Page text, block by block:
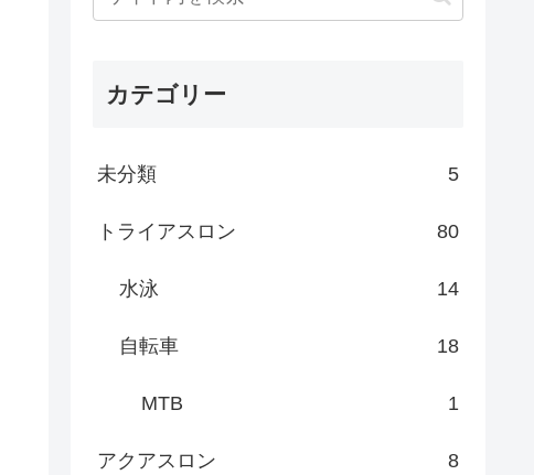
カテゴリー
未分類 5
トライアスロン 80
水泳 14
自転車 18
MTB 1
アクアスロン 8